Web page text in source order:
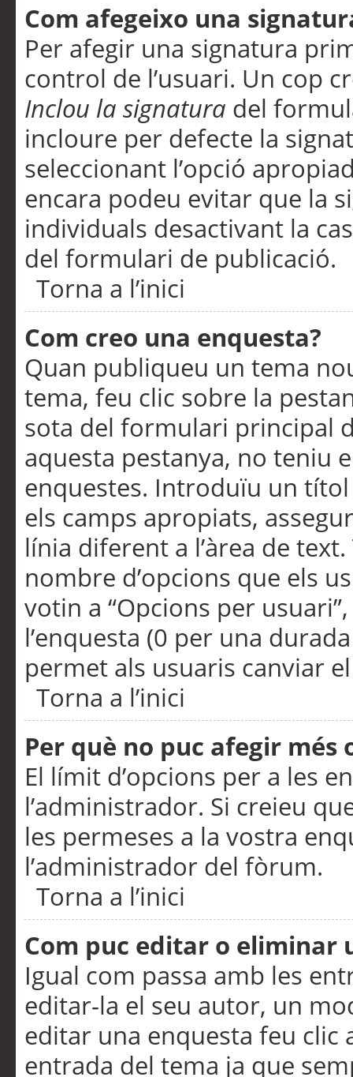
Com afegeixo una
Per afegir una signatura
control de l’usuari. Un cop
Inclou la signatura del
incloure per defecte la
seleccionant l’opció
encara podeu evitar que la
individuals desactivant la
del formulari de publicació.
Torna a l’inici
Com creo una enquesta?
Quan publiqueu un tema
tema, feu clic sobre la
sota del formulari principal
aquesta pestanya, no teniu
enquestes. Introduïu un
els camps apropiats,
línia diferent a l’àrea de
nombre d’opcions que els
votin a “Opcions per
l’enquesta (0 per una
permet als usuaris canviar
Torna a l’inici
Per què no puc afegir més
El límit d’opcions per a les
l’administrador. Si creieu
les permeses a la vostra
l’administrador del fòrum.
Torna a l’inici
Com puc editar o eliminar
Igual com passa amb les
editar-la el seu autor, un
editar una enquesta feu clic
entrada del tema ja que